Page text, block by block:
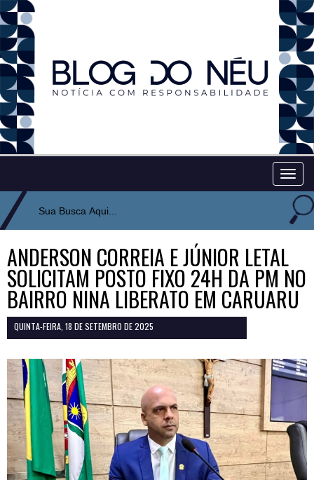
ANDERSON CORREIA E JÚNIOR LETAL
SOLICITAM POSTO FIXO 24H DA PM NO
BAIRRO NINA LIBERATO EM CARUARU
QUINTA-FEIRA, 18 DE SETEMBRO DE 2025